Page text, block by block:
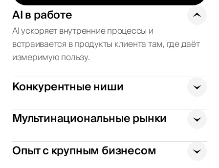
AI в работе
AI ускоряет внутренние процессы и
встраивается в продукты клиента там, где даёт
измеримую пользу.
Конкурентные ниши
Мультинациональные рынки
Опыт с крупным бизнесом